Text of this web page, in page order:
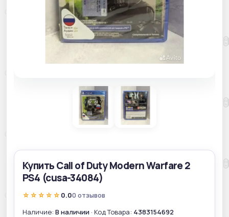
Купить Call of Duty Modern Warfare 2
PS4 (cusa-34084)
☆☆☆☆☆ 0.00 отзывов
Наличие: В наличии · Код Товара: 4383154692